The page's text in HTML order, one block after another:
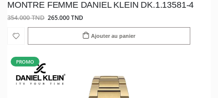
MONTRE FEMME DANIEL KLEIN DK.1.13581-4
354.000 TND 265.000 TND
Ajouter au panier
PROMO